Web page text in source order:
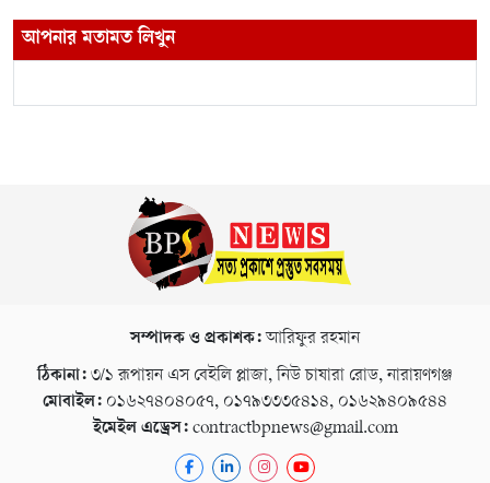
আপনার মতামত লিখুন
সম্পাদক ও প্রকাশক:আরিফুর রহমান
ঠিকানা: ৩/১ রূপায়ন এস বেইলি প্লাজা, নিউ চাষারা রোড, নারায়ণগঞ্জ
মোবাইল: ০১৬২৭৪০৪০৫৭, ০১৭৯৩৩৩৫৪১৪, ০১৬২৯৪০৯৫৪৪
ইমেইল এড্রেস:contractbpnews@gmail.com